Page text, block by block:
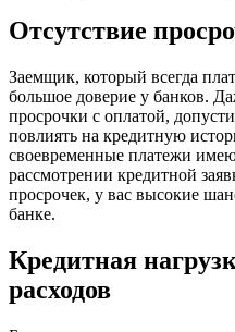
Отсутствие
Заемщик, который всегда
большое доверие у банков.
просрочки с оплатой,
повлиять на кредитную
своевременные платежи
рассмотрении кредитной
просрочек, у вас высокие
банке.
Кредитная
расходов